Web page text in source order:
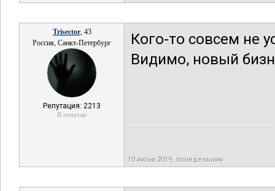
Trisector, 43
Россия, Санкт-Петербург
Репутация: 2213
В отпуске
Кого-то совсем не
Видимо, новый
10 июня 2019, понедельник